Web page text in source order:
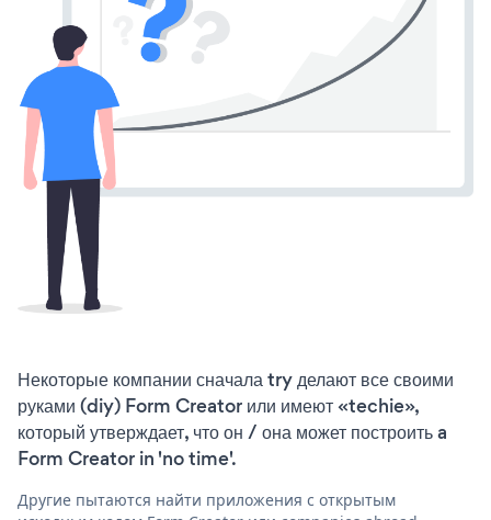
Некоторые компании сначала try делают все своими
руками (diy) Form Creator или имеют «techie»,
который утверждает, что он / она может построить a
Form Creator in 'no time'.
Другие пытаются найти приложения с открытым